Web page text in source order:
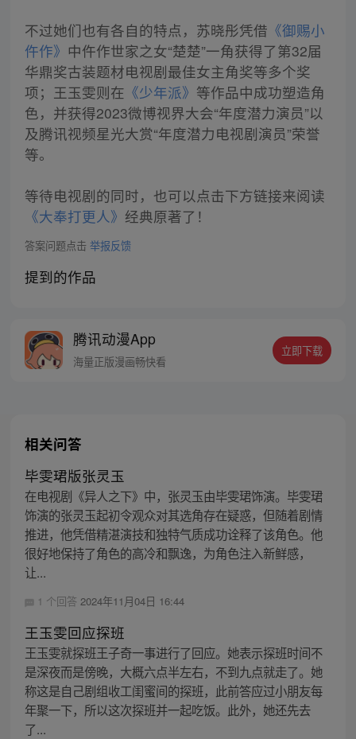
不过她们也有各自的特点，苏晓彤凭借 《御赐小
仵作》 中仵作世家之女“楚楚”一角获得了第32届
华鼎奖古装题材电视剧最佳女主角奖等多个奖
项；王玉雯则在 《少年派》 等作品中成功塑造角
色，并获得2023微博视界大会“年度潜力演员”以
及腾讯视频星光大赏“年度潜力电视剧演员”荣誉
等。
等待电视剧的同时，也可以点击下方链接来阅读
《大奉打更人》 经典原著了！
答案问题点击 举报反馈
提到的作品
腾讯动漫App
海量正版漫画畅快看
立即下载
相关问答
毕雯珺版张灵玉
在电视剧《异人之下》中，张灵玉由毕雯珺饰演。毕雯珺
饰演的张灵玉起初令观众对其选角存在疑惑，但随着剧情
推进，他凭借精湛演技和独特气质成功诠释了该角色。他
很好地保持了角色的高冷和飘逸，为角色注入新鲜感，
让...
1 个回答 2024年11月04日 16:44
王玉雯回应探班
王玉雯就探班王子奇一事进行了回应。她表示探班时间不
是深夜而是傍晚，大概六点半左右，不到九点就走了。她
称这是自己剧组收工闺蜜间的探班，此前答应过小朋友每
年聚一下，所以这次探班并一起吃饭。此外，她还先去
了...